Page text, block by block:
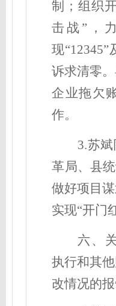
制；组织
击战”，
现
诉求清零
企业拖欠
作。
3.苏
革局、县
做好项目
实现“开门
六、
执行和其
改情况的